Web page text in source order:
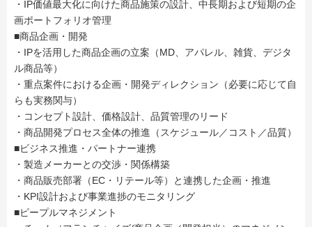
・IP価値最大化に向けた商品施策の設計、中長期および短期の企
画ポートフォリオ管理
■商品企画・開発
・IPを活用した商品企画の立案（MD、アパレル、雑貨、デジタ
ル商品等）
・重点案件における企画・開発ディレクション（必要に応じて自
らも実務関与）
・コンセプト設計、価格設計、品質管理のリード
・商品開発プロセス全体の推進（スケジュール／コスト／品質）
■ビジネス推進・パートナー連携
・製造メーカーとの交渉・関係構築
・商品販売部署（EC・リテール等）と連携した企画・推進
・KPI設計および事業進捗のモニタリング
■ピープルマネジメント